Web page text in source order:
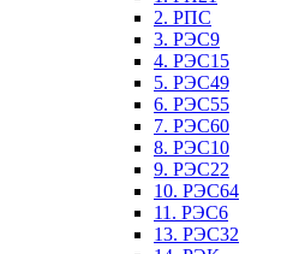
2. РПС
3. РЭС9
4. РЭС15
5. РЭС49
6. РЭС55
7. РЭС60
8. РЭС10
9. РЭС22
10. РЭС64
11. РЭС6
13. РЭС32